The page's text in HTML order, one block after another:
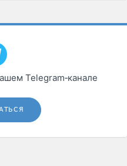
Telegram‑канале